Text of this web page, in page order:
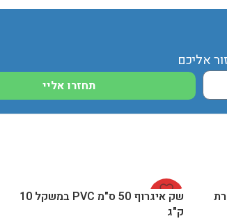
אליכם
תחזרו אליי
-34%
שק איגרוף 50 ס"מ PVC במשקל 10
ק"ג